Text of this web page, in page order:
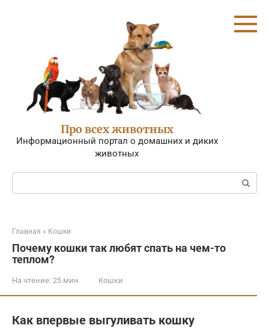
Про всех животных
Информационный портал о домашних и диких
животных
Поиск:
Главная » Кошки
Почему кошки так любят спать на чем-то
теплом?
На чтение: 25 мин Кошки
Как впервые выгуливать кошку